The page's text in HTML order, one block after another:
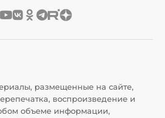
размещенные на сайте,
воспроизведение и
объеме информации,